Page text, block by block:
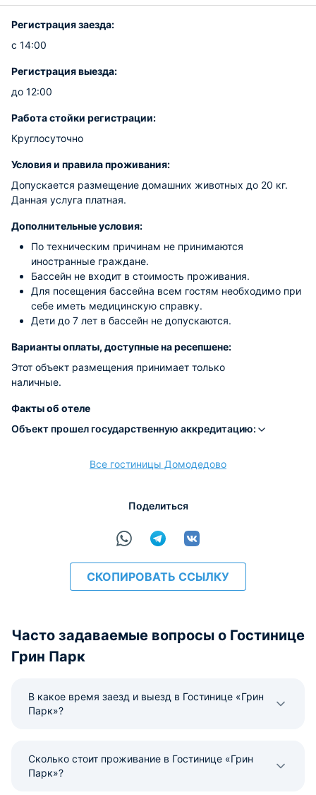
Регистрация заезда:
с 14:00
Регистрация выезда:
до 12:00
Работа стойки регистрации:
Круглосуточно
Условия и правила проживания:
Допускается размещение домашних животных до 20 кг.
Данная услуга платная.
Дополнительные условия:
По техническим причинам не принимаются
иностранные граждане.
Бассейн не входит в стоимость проживания.
Для посещения бассейна всем гостям необходимо при
себе иметь медицинскую справку.
Дети до 7 лет в бассейн не допускаются.
Варианты оплаты, доступные на ресепшене:
Этот объект размещения принимает только
наличные.
Факты об отеле
Объект прошел государственную аккредитацию:
Все гостиницы Домодедово
Поделиться
СКОПИРОВАТЬ ССЫЛКУ
Часто задаваемые вопросы о Гостинице
Грин Парк
В какое время заезд и выезд в Гостинице «Грин
Парк»?
Сколько стоит проживание в Гостинице «Грин
Парк»?